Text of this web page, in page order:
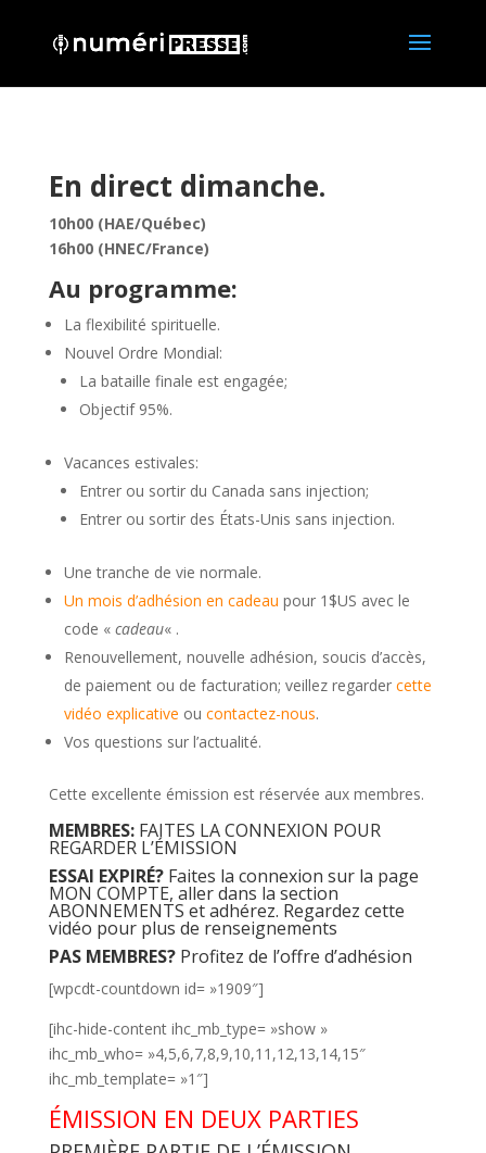
En direct dimanche.
10h00 (HAE/Québec)
16h00 (HNEC/France)
Au programme:
La flexibilité spirituelle.
Nouvel Ordre Mondial:
La bataille finale est engagée;
Objectif 95%.
Vacances estivales:
Entrer ou sortir du Canada sans injection;
Entrer ou sortir des États-Unis sans injection.
Une tranche de vie normale.
Un mois d’adhésion en cadeau pour 1$US avec le
code « cadeau« .
Renouvellement, nouvelle adhésion, soucis d’accès,
de paiement ou de facturation; veillez regarder cette
vidéo explicative ou contactez-nous.
Vos questions sur l’actualité.
Cette excellente émission est réservée aux membres.
MEMBRES: FAITES LA CONNEXION POUR
REGARDER L’ÉMISSION
ESSAI EXPIRÉ? Faites la connexion sur la page
MON COMPTE, aller dans la section
ABONNEMENTS et adhérez. Regardez cette
vidéo pour plus de renseignements
PAS MEMBRES? Profitez de l’offre d’adhésion
[wpcdt-countdown id= »1909″]
[ihc-hide-content ihc_mb_type= »show »
ihc_mb_who= »4,5,6,7,8,9,10,11,12,13,14,15″
ihc_mb_template= »1″]
ÉMISSION EN DEUX PARTIES